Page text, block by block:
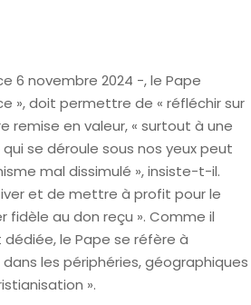
6 novembre 2024 -, le Pape
», doit permettre de « réfléchir sur
en valeur, « surtout à une
se déroule sous nos yeux peut
mal dissimulé », insiste-t-il.
et de mettre à profit pour le
fidèle au don reçu ». Comme il
dédiée, le Pape se réfère à
dans les périphéries, géographiques
».